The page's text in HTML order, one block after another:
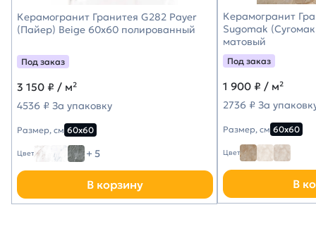
Керамогранит Гранитея G282 Payer
(Пайер) Beige 60х60 полированный
Под заказ
3 150 ₽ / м²
4536 ₽ За упаковку
Размер, см 60х60
Цвет + 5
В корзину
Керамогранит
Sugomak
матовый
Под заказ
1 900 ₽ / м²
2736 ₽ За
Размер, см 60х60
Цвет
В